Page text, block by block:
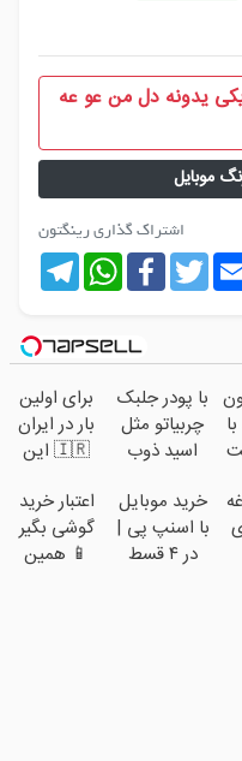
یکی یدونه دل من عو عه
موبایل
اشتراک گذاری رینگتون
Telegram
WhatsAppFacebookTwitter
با پودر جلبک
چربیاتو مثل
اسید ذوب
تا امشب)
برای اولین
بار در ایران
🇮🇷 این
ترمیم کننده
23 روزه
ساخت!
خرید موبایل
با اسنپ پی |
در ۴ قسط
اعتبار خرید
گوشی بگیر
📱 همین